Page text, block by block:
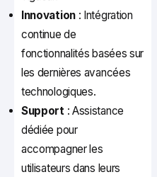
Innovation: Intégration
continue de
fonctionnalités basées sur
les dernières avancées
technologiques.
Support: Assistance
dédiée pour
accompagner les
utilisateurs dans leurs